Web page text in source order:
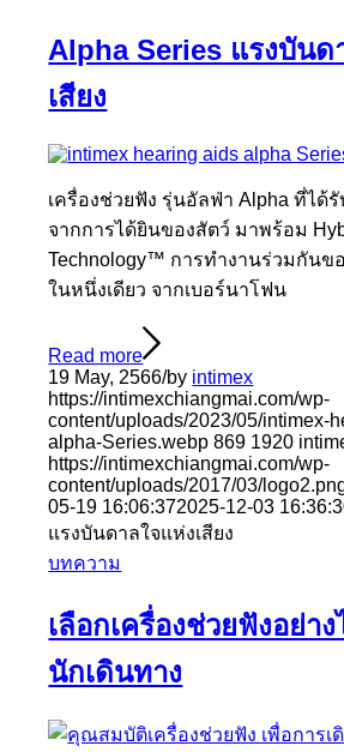
Alpha Series แรงบันด
เสียง
เครื่องช่วยฟัง รุ่นอัลฟ่า Alpha ที่ได้
จากการได้ยินของสัตว์ มาพร้อม
Technology™ การทำงานร่วมกันข
ในหนึ่งเดียว จากเบอร์นาโฟน
Read more
19 May, 2566/by intimex
https://intimexchiangmai.com/wp-
content/uploads/2023/05/intimex-
alpha-Series.webp 869 1920
https://intimexchiangmai.com/wp-
content/uploads/2017/03/
05-19 16:06:372025-12-03
แรงบันดาลใจแห่งเสียง
บทความ
เลือกเครื่องช่วยฟังอย่า
นักเดินทาง